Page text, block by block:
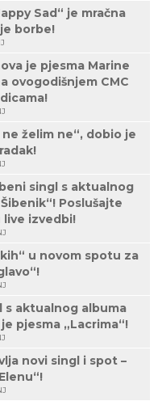
Sad“ je mračna
borbe!
je pjesma Marine
ovogodišnjem CMC
ne želim ne“, dobio je
singl s aktualnog
Poslušajte
live izvedbi!
u novom spotu za
s aktualnog albuma
pjesma „Lacrima“!
novi singl i spot –